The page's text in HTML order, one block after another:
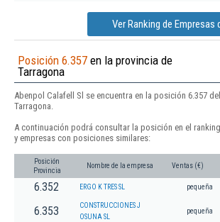
Ver Ranking de Empresas
Posición 6.357 en la provincia de
Tarragona
Abenpol Calafell Sl se encuentra en la posición 6.357
Tarragona.
A continuación podrá consultar la posición en el
y empresas con posiciones similares:
Posición
Provincia
Nombre de la empresa Ventas (€)
6.352 ERGO K TRES SL pequeña
6.353
CONSTRUCCIONES J
OSUNA SL
pequeña